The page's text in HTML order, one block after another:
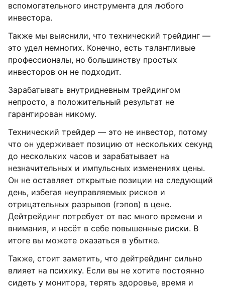
вспомогательного инструмента для любого
инвестора.
Также мы выяснили, что технический трейдинг —
это удел немногих. Конечно, есть талантливые
профессионалы, но большинству простых
инвесторов он не подходит.
Зарабатывать внутридневным трейдингом
непросто, а положительный результат не
гарантирован никому.
Технический трейдер — это не инвестор, потому
что он удерживает позицию от нескольких секунд
до нескольких часов и зарабатывает на
незначительных и импульсных изменениях цены.
Он не оставляет открытые позиции на следующий
день, избегая неуправляемых рисков и
отрицательных разрывов (гэпов) в цене.
Дейтрейдинг потребует от вас много времени и
внимания, и несёт в себе повышенные риски. В
итоге вы можете оказаться в убытке.
Также, стоит заметить, что дейтрейдинг сильно
влияет на психику. Если вы не хотите постоянно
сидеть у монитора, терять здоровье, время и